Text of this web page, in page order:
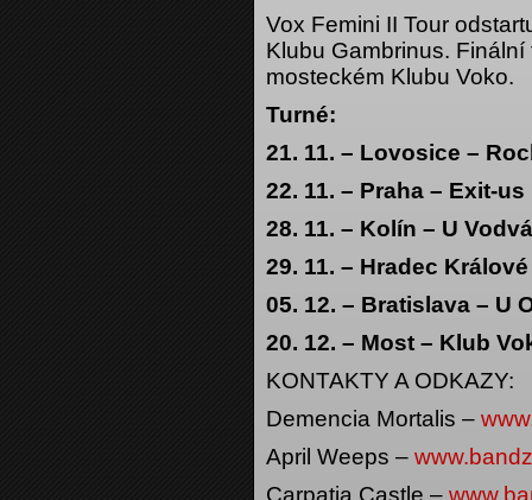
Vox Femini II Tour
Klubu Gambrinus.
mosteckém Klubu Voko.
Turné:
21. 11. – Lovosice –
22. 11. – Praha – Exit-us
28. 11. – Kolín – U
29. 11. – Hradec
05. 12. – Bratislava – U
20. 12. – Most – Klub
KONTAKTY A ODKAZY:
Demencia Mortalis –
April Weeps –
Carpatia Castle –